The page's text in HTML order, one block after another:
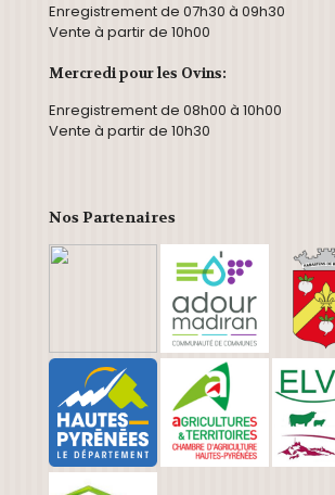
Enregistrement de 07h30 à 09h30
Vente à partir de 10h00
Mercredi pour les Ovins:
Enregistrement de 08h00 à 10h00
Vente à partir de 10h30
Nos Partenaires